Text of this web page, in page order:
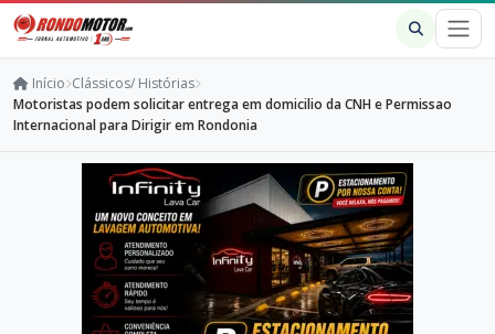
Início Clássicos/ Histórias
Motoristas podem solicitar entrega em domicilio da CNH e Permissao
Internacional para Dirigir em Rondonia